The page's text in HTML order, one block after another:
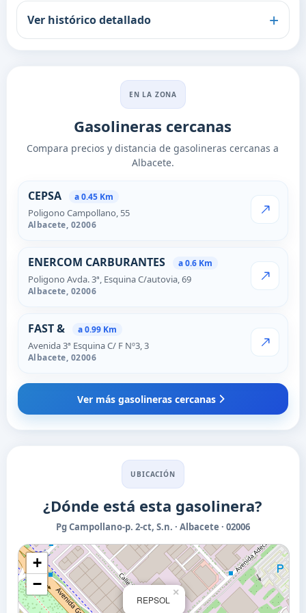
Ver histórico detallado
EN LA ZONA
Gasolineras cercanas
Compara precios y distancia de gasolineras cercanas a
Albacete.
Estaciones cercanas en
CEPSA a 0.45 Km
Poligono Campollano, 55
Albacete, 02006
VER
ENERCOM CARBURANTES a 0.6 Km
Poligono Avda. 3ª, Esquina C/autovia, 69
Albacete, 02006
VER
FAST & a 0.99 Km
Avenida 3ª Esquina C/ F Nº3, 3
Albacete, 02006
VER
Ver más gasolineras cercanas
UBICACIÓN
¿Dónde está esta gasolinera?
Pg Campollano-p. 2-ct, S.n. · Albacete · 02006
REPSOL
×
+
−